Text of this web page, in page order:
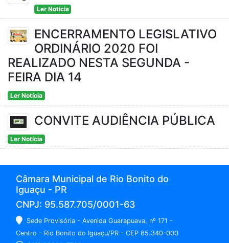
Ler Notícia
ENCERRAMENTO LEGISLATIVO
ORDINÁRIO 2020 FOI
REALIZADO NESTA SEGUNDA -
FEIRA DIA 14
Ler Notícia
CONVITE AUDIÊNCIA PÚBLICA
Ler Notícia
Câmara Municipal de Rio Bonito do
Iguaçu - PR
CNPJ: 95.587.705/0001-63
Sede Provisória - Avenida Guarapuava, nº 171 -
Centro - Rio Bonito do Iguaçu/PR - CEP 85.340-000